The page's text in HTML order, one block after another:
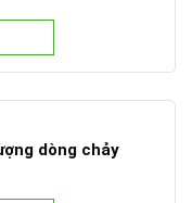
dòng chảy